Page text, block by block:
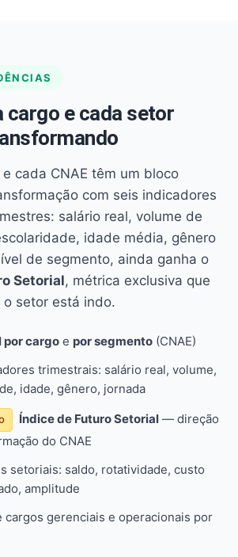
cargo e cada setor
cada CNAE têm um bloco
com seis indicadores
salário real, volume de
idade média, gênero
de segmento, ainda ganha o
Setorial, métrica exclusiva que
setor está indo.
por cargo e por segmento (CNAE)
trimestrais: salário real, volume,
idade, gênero, jornada
Índice de Futuro Setorial — direção
do CNAE
setoriais: saldo, rotatividade, custo
amplitude
cargos gerenciais e operacionais por